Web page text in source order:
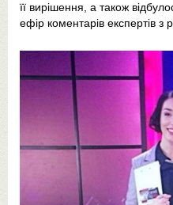
її вирішення, а також
ефір коментарів експертів з